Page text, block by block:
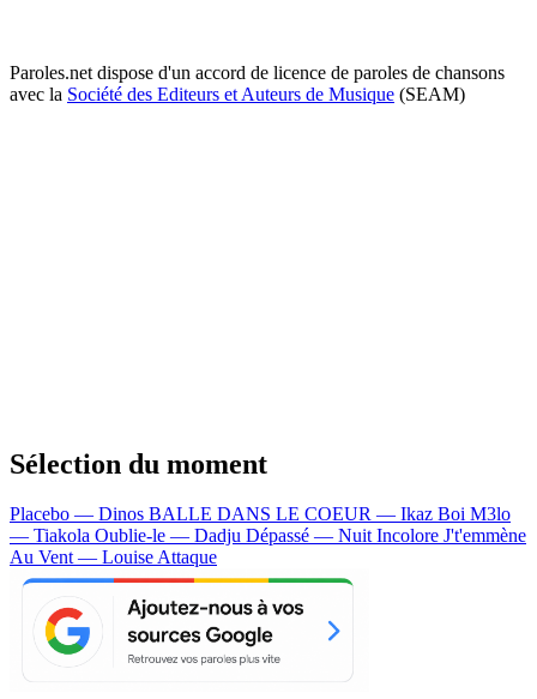
Paroles.net dispose d'un accord de licence de paroles de chansons
avec la Société des Editeurs et Auteurs de Musique (SEAM)
Sélection du moment
Placebo — Dinos BALLE DANS LE COEUR — Ikaz Boi M3lo
— Tiakola Oublie-le — Dadju Dépassé — Nuit Incolore J't'emmène
Au Vent — Louise Attaque